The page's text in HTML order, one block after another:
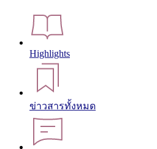
Highlights
ข่าวสารทั้งหมด